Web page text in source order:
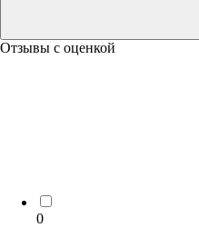
Отзывы с оценкой
0